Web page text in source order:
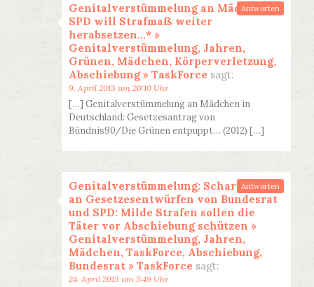
Genitalverstümmelung an Mädchen:
SPD will Strafmaß weiter
herabsetzen…* »
Genitalverstümmelung, Jahren,
Grünen, Mädchen, Körperverletzung,
Abschiebung » TaskForce sagt:
9. April 2013 um 20:10 Uhr
[…] Genitalverstümmelung an Mädchen in
Deutschland: Gesetzesantrag von
Bündnis90/Die Grünen entpuppt… (2012) […]
Antworten
Genitalverstümmelung: Scharfe Kritik
an Gesetzesentwürfen von Bundesrat
und SPD: Milde Strafen sollen die
Täter vor Abschiebung schützen »
Genitalverstümmelung, Jahren,
Mädchen, TaskForce, Abschiebung,
Bundesrat » TaskForce sagt:
24. April 2013 um 5:49 Uhr
Antworten